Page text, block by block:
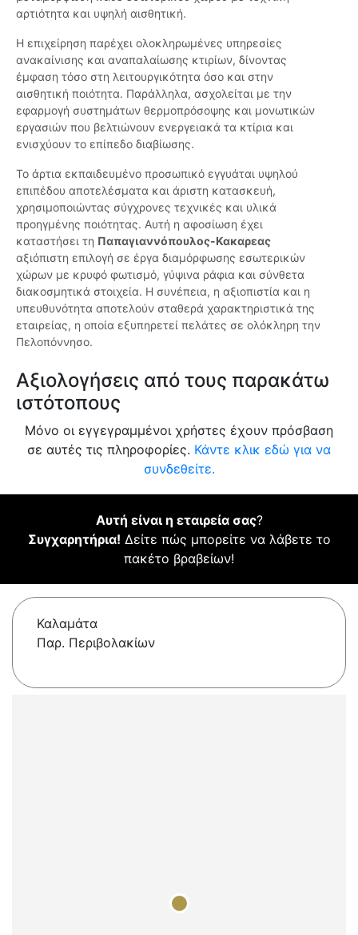
αρτιότητα και υψηλή αισθητική.
Η επιχείρηση παρέχει ολοκληρωμένες υπηρεσίες
ανακαίνισης και αναπαλαίωσης κτιρίων, δίνοντας
έμφαση τόσο στη λειτουργικότητα όσο και στην
αισθητική ποιότητα. Παράλληλα, ασχολείται με την
εφαρμογή συστημάτων θερμοπρόσοψης και μονωτικών
εργασιών που βελτιώνουν ενεργειακά τα κτίρια και
ενισχύουν το επίπεδο διαβίωσης.
Το άρτια εκπαιδευμένο προσωπικό εγγυάται υψηλού
επιπέδου αποτελέσματα και άριστη κατασκευή,
χρησιμοποιώντας σύγχρονες τεχνικές και υλικά
προηγμένης ποιότητας. Αυτή η αφοσίωση έχει
καταστήσει τη Παπαγιαννόπουλος-Κακαρεας
αξιόπιστη επιλογή σε έργα διαμόρφωσης εσωτερικών
χώρων με κρυφό φωτισμό, γύψινα ράφια και σύνθετα
διακοσμητικά στοιχεία. Η συνέπεια, η αξιοπιστία και η
υπευθυνότητα αποτελούν σταθερά χαρακτηριστικά της
εταιρείας, η οποία εξυπηρετεί πελάτες σε ολόκληρη την
Πελοπόννησο.
Αξιολογήσεις από τους παρακάτω
ιστότοπους
Μόνο οι εγγεγραμμένοι χρήστες έχουν πρόσβαση
σε αυτές τις πληροφορίες. Κάντε κλικ εδώ για να
συνδεθείτε.
Αυτή είναι η εταιρεία σας?
Συγχαρητήρια! Δείτε πώς μπορείτε να λάβετε το
πακέτο βραβείων!
Καλαμάτα
Παρ. Περιβολακίων